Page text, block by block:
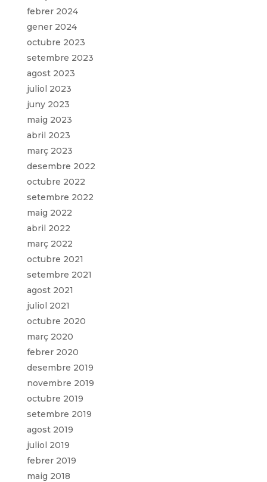
febrer 2024
gener 2024
octubre 2023
setembre 2023
agost 2023
juliol 2023
juny 2023
maig 2023
abril 2023
març 2023
desembre 2022
octubre 2022
setembre 2022
maig 2022
abril 2022
març 2022
octubre 2021
setembre 2021
agost 2021
juliol 2021
octubre 2020
març 2020
febrer 2020
desembre 2019
novembre 2019
octubre 2019
setembre 2019
agost 2019
juliol 2019
febrer 2019
maig 2018